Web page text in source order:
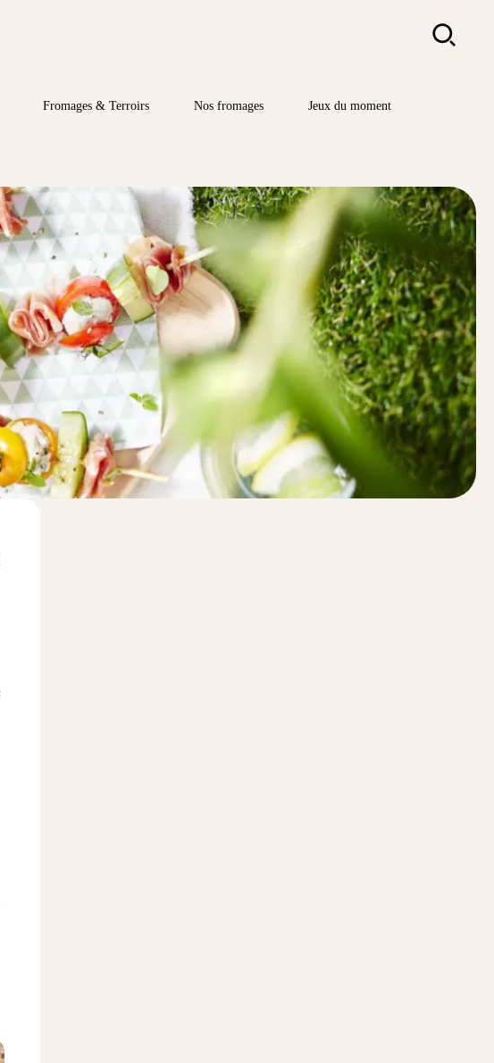
Rechercher
Fromages & Terroirs Nos fromages Jeux du moment